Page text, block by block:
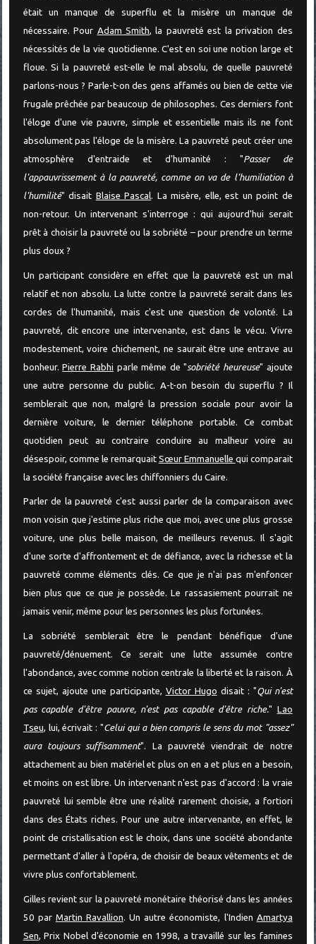
était un manque de superflu et la misère un manque de
nécessaire. Pour Adam Smith, la pauvreté est la privation des
nécessités de la vie quotidienne. C'est en soi une notion large et
floue. Si la pauvreté est-elle le mal absolu, de quelle pauvreté
parlons-nous ? Parle-t-on des gens affamés ou bien de cette vie
frugale prêchée par beaucoup de philosophes. Ces derniers font
l'éloge d'une vie pauvre, simple et essentielle mais ils ne font
absolument pas l'éloge de la misère. La pauvreté peut créer une
atmosphère d'entraide et d'humanité : "Passer de
l'appauvrissement à la pauvreté, comme on va de l'humiliation à
l'humilité" disait Blaise Pascal. La misère, elle, est un point de
non-retour. Un intervenant s'interroge : qui aujourd'hui serait
prêt à choisir la pauvreté ou la sobriété – pour prendre un terme
plus doux ?
Un participant considère en effet que la pauvreté est un mal
relatif et non absolu. La lutte contre la pauvreté serait dans les
cordes de l'humanité, mais c'est une question de volonté. La
pauvreté, dit encore une intervenante, est dans le vécu. Vivre
modestement, voire chichement, ne saurait être une entrave au
bonheur.Pierre Rabhi parle même de "sobriété heureuse" ajoute
une autre personne du public. A-t-on besoin du superflu ? Il
semblerait que non, malgré la pression sociale pour avoir la
dernière voiture, le dernier téléphone portable. Ce combat
quotidien peut au contraire conduire au malheur voire au
désespoir, comme le remarquait Sœur Emmanuelle qui comparait
la société française avec les chiffonniers du Caire.
Parler de la pauvreté c'est aussi parler de la comparaison avec
mon voisin que j'estime plus riche que moi, avec une plus grosse
voiture, une plus belle maison, de meilleurs revenus. Il s'agit
d'une sorte d'affrontement et de défiance, avec la richesse et la
pauvreté comme éléments clés. Ce que je n'ai pas m'enfoncer
bien plus que ce que je possède. Le rassasiement pourrait ne
jamais venir, même pour les personnes les plus fortunées.
La sobriété semblerait être le pendant bénéfique d'une
pauvreté/dénuement. Ce serait une lutte assumée contre
l'abondance, avec comme notion centrale la liberté et la raison. À
ce sujet, ajoute une participante, Victor Hugo disait : "Qui n'est
pas capable d'être pauvre, n'est pas capable d'être riche." Lao
Tseu, lui, écrivait : "Celui qui a bien compris le sens du mot "assez"
aura toujours suffisamment". La pauvreté viendrait de notre
attachement au bien matériel et plus on en a et plus en a besoin,
et moins on est libre. Un intervenant n'est pas d'accord : la vraie
pauvreté lui semble être une réalité rarement choisie, a fortiori
dans des États riches. Pour une autre intervenante, en effet, le
point de cristallisation est le choix, dans une société abondante
permettant d'aller à l'opéra, de choisir de beaux vêtements et de
vivre plus confortablement.
Gilles revient sur la pauvreté monétaire théorisé dans les années
50 par Martin Ravallion. Un autre économiste, l'Indien Amartya
Sen, Prix Nobel d'économie en 1998, a travaillé sur les famines